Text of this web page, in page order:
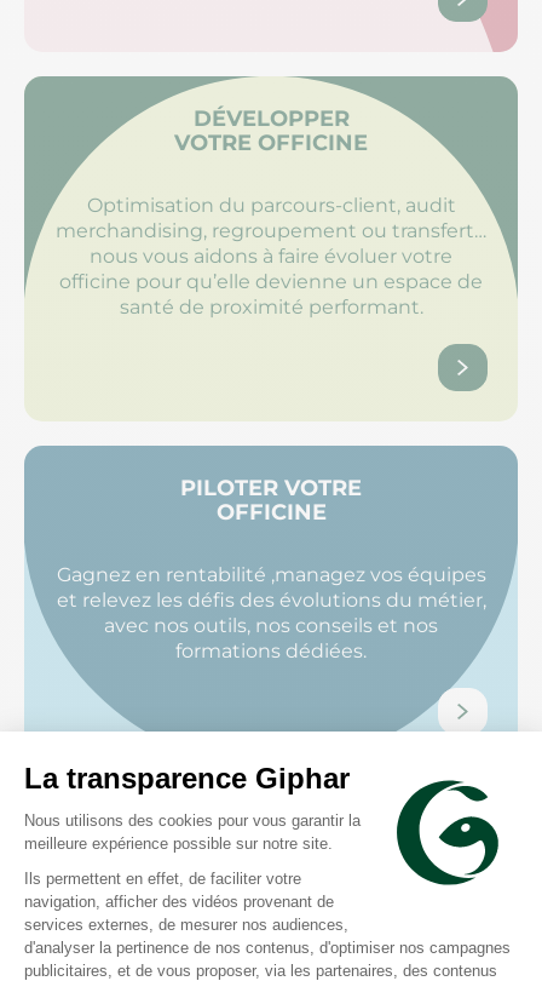
DÉVELOPPER
VOTRE OFFICINE
Optimisation du parcours-client, audit
merchandising, regroupement ou transfert…
nous vous aidons à faire évoluer votre
officine pour qu’elle devienne un espace de
santé de proximité performant.​
PILOTER VOTRE
OFFICINE
​Gagnez en rentabilité ,managez vos équipes
et relevez les défis des évolutions du métier,​
avec nos outils, nos conseils et nos
formations dédiées.
VENDRE
VOTRE OFFICINE
Valorisation du patrimoine, recherche
d’acheteurs… préparez la transmission de
votre officine dans les meilleures conditions